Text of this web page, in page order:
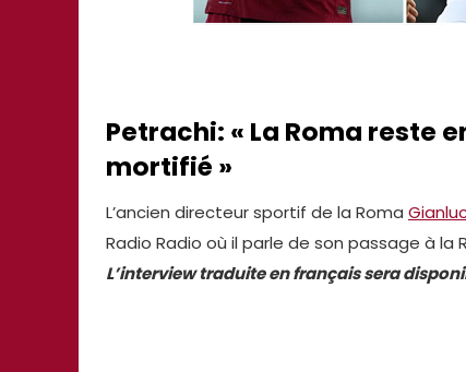
Petrachi: « La Roma reste
mortifié »
L’ancien directeur sportif de la Roma
Radio Radio où il parle de son passage à la
L’interview traduite en français sera